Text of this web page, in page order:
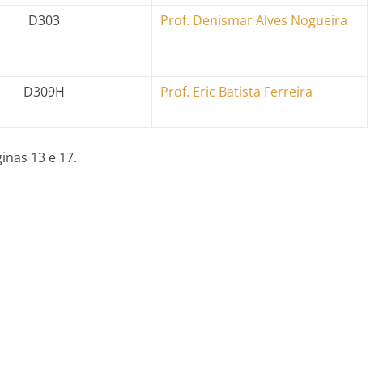
D303 Prof. Denismar Alves Nogueira
D309H Prof. Eric Batista Ferreira
13 e 17.